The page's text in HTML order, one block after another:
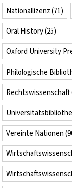
Nationallizenz (71)
Oral History(25)
Oxford University
Philologische
Rechtswissenschaft
Vereinte Nationen